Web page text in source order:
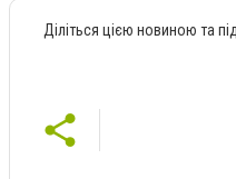
Діліться цією новиною та